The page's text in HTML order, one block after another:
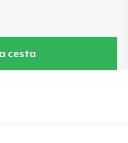
cesta